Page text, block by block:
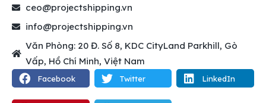
ceo@projectshipping.vn
info@projectshipping.vn
Văn Phòng: 20 Đ. Số 8, KDC CityLand Parkhill, Gò
Vấp, Hồ Chí Minh, Việt Nam
Facebook Twitter LinkedIn